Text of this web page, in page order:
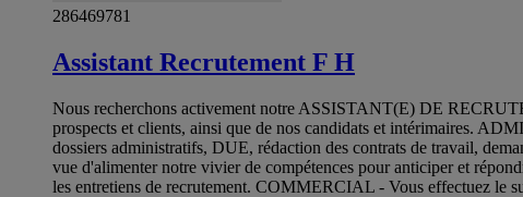
286469781
Assistant Recrutement F H
Nous recherchons activement notre ASSISTANT(E) DE
prospects et clients, ainsi que de nos candidats et intérimaires.
dossiers administratifs, DUE, rédaction des contrats de travail,
vue d'alimenter notre vivier de compétences pour anticiper et
les entretiens de recrutement. COMMERCIAL - Vous effectuez le